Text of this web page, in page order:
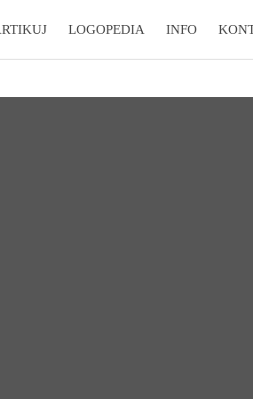
LOGOPEDIA INFO